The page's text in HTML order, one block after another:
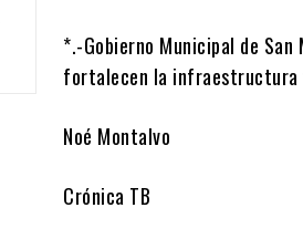
*.-Gobierno Municipal de
fortalecen la infraestructura
Noé Montalvo
Crónica TB